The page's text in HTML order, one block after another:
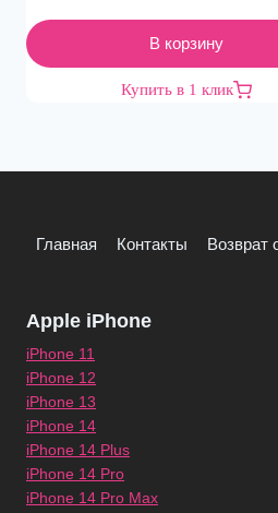
В корзину
Купить в 1 клик
Главная Контакты Возврат
Apple iPhone
iPhone 11
iPhone 12
iPhone 13
iPhone 14
iPhone 14 Plus
iPhone 14 Pro
iPhone 14 Pro Max